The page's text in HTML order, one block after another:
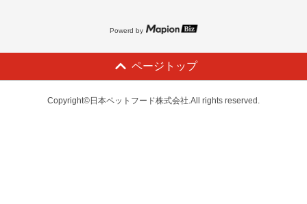
Powerd by
ページトップ
Copyright©日本ペットフード株式会社.All rights reserved.